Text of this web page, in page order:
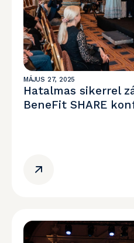
MÁJUS 27, 2025
Hatalmas sikerrel
BeneFit SHARE